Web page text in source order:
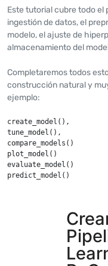
Este tutorial cubre todo el
ingestión de datos, el
modelo, el ajuste de
almacenamiento del
Completaremos todos
construcción natural y
ejemplo:
create_model(),
tune_model(),
compare_models()
plot_model()
evaluate_model()
predict_model()